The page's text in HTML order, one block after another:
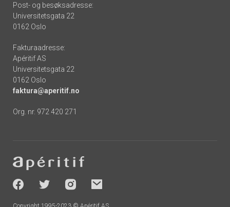
Post- og besøksadresse:
Universitetsgata 22
0162 Oslo
Fakturaadresse:
Apéritif AS
Universitetsgata 22
0162 Oslo
faktura@aperitif.no
Org. nr. 972 420 271
-
socials